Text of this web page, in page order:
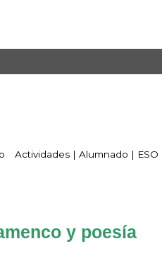
Actividades | Alumnado | ESO
y poesía